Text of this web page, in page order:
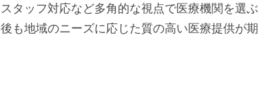
タッフ対応など多角的な視点で医療機関を選ぶ
も地域のニーズに応じた質の高い医療提供が期